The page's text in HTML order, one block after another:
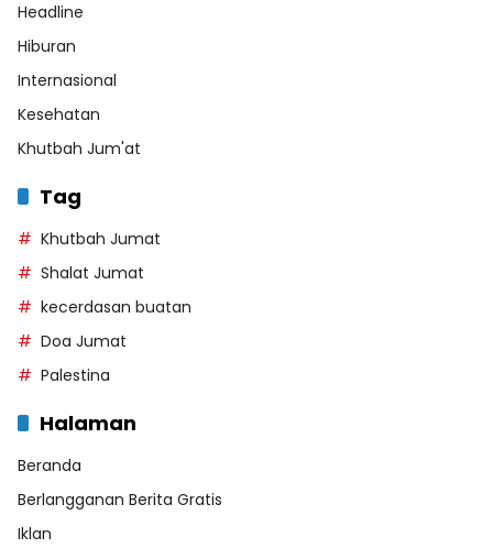
Headline
Hiburan
Internasional
Kesehatan
Khutbah Jum'at
Tag
Khutbah Jumat
Shalat Jumat
kecerdasan buatan
Doa Jumat
Palestina
Halaman
Beranda
Berlangganan Berita Gratis
Iklan